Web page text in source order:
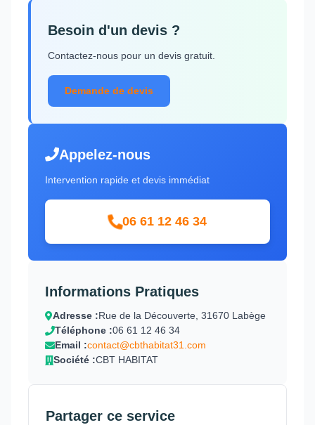
Besoin d'un devis ?
Contactez-nous pour un devis gratuit.
Demande de devis
Appelez-nous
Intervention rapide et devis immédiat
06 61 12 46 34
Informations Pratiques
Adresse :Rue de la Découverte, 31670 Labège
Téléphone :06 61 12 46 34
Email :contact@cbthabitat31.com
Société :CBT HABITAT
Partager ce service